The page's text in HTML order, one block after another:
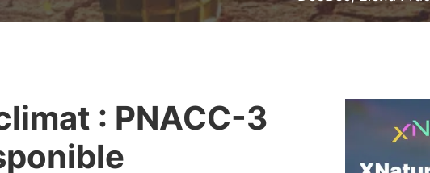
: PNACC-3